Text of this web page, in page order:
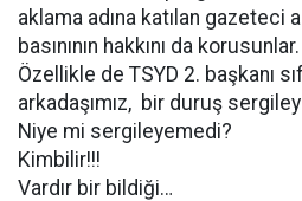
aklama adına katılan gazeteci
basınının hakkını da
Özellikle de TSYD 2. başkanı
arkadaşımız, bir duruş
Niye mi sergileyemedi?
Kimbilir!!!
Vardır bir bildiği…